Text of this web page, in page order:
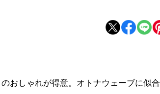
おしゃれが得意。オトナウェーブに似合